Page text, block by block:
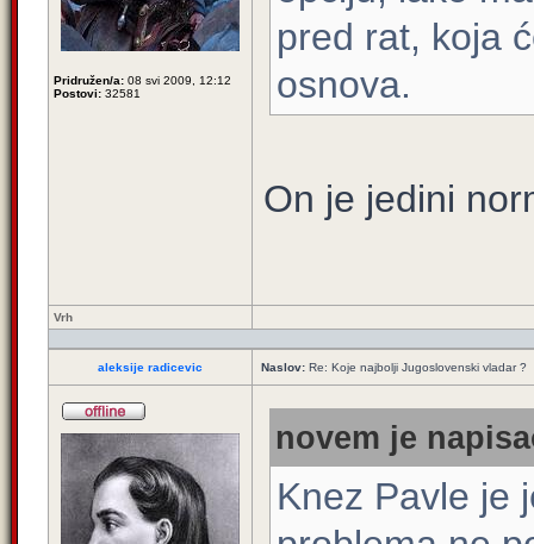
Pridružen/a: 08 svi 2009, 12:12
Postovi: 32581
pred rat, koja
osnova.
On je jedini
Vrh
aleksije radicevic Naslov: Re: Koje najbolji Jugoslovenski vladar ?
novem je
Knez Pavle je